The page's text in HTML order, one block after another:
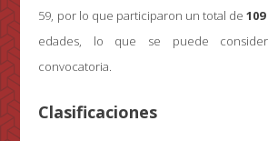
59, por lo que participaron un total de109
edades, lo que se puede
convocatoria.
Clasificaciones